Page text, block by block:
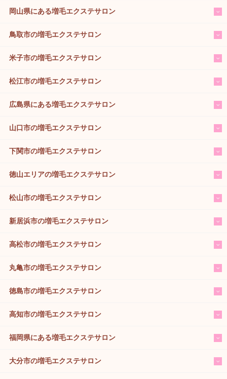
岡山県にある増毛エクステサロン
鳥取市の増毛エクステサロン
米子市の増毛エクステサロン
松江市の増毛エクステサロン
広島県にある増毛エクステサロン
山口市の増毛エクステサロン
下関市の増毛エクステサロン
徳山エリアの増毛エクステサロン
松山市の増毛エクステサロン
新居浜市の増毛エクステサロン
高松市の増毛エクステサロン
丸亀市の増毛エクステサロン
徳島市の増毛エクステサロン
高知市の増毛エクステサロン
福岡県にある増毛エクステサロン
大分市の増毛エクステサロン